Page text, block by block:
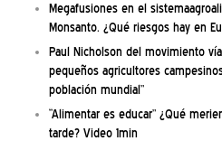
Megafusiones en el
Monsanto. ¿Qué riesgos hay en
Paul Nicholson del movimiento
pequeños agricultores
población mundial”
“Alimentar es educar” ¿Qué
tarde? Video 1min